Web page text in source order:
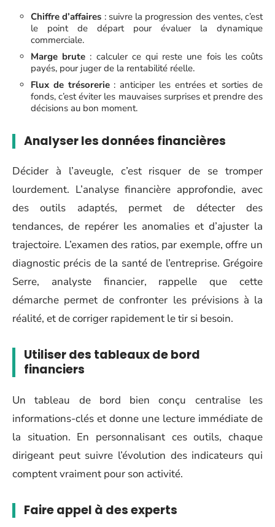
Chiffre d’affaires : suivre la progression des ventes, c’est
le point de départ pour évaluer la dynamique
commerciale.
Marge brute : calculer ce qui reste une fois les coûts
payés, pour juger de la rentabilité réelle.
Flux de trésorerie: anticiper les entrées et sorties de
fonds, c’est éviter les mauvaises surprises et prendre des
décisions au bon moment.
Analyser les données financières
Décider à l’aveugle, c’est risquer de se tromper
lourdement. L’analyse financière approfondie, avec
des outils adaptés, permet de détecter des
tendances, de repérer les anomalies et d’ajuster la
trajectoire. L’examen des ratios, par exemple, offre un
diagnostic précis de la santé de l’entreprise. Grégoire
Serre, analyste financier, rappelle que cette
démarche permet de confronter les prévisions à la
réalité, et de corriger rapidement le tir si besoin.
Utiliser des tableaux de bord
financiers
Un tableau de bord bien conçu centralise les
informations-clés et donne une lecture immédiate de
la situation. En personnalisant ces outils, chaque
dirigeant peut suivre l’évolution des indicateurs qui
comptent vraiment pour son activité.
Faire appel à des experts